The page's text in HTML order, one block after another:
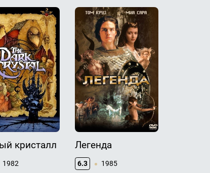
кристалл
1982
Легенда
6.3 1985